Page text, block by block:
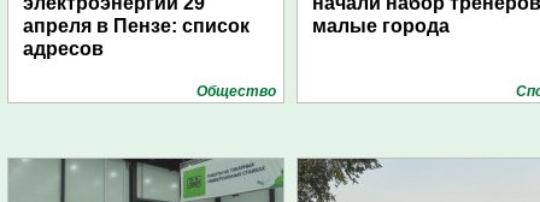
апреля в Пензе: список
адресов
Общество
малые города